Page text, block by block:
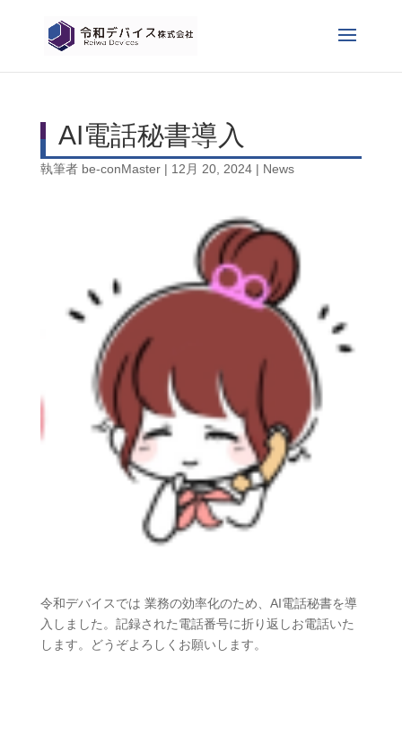
AI電話秘書導入
執筆者 be-conMaster| 12月 20, 2024| News
令和デバイスでは 業務の効率化のため、AI電話秘書を導
入しました。記録された電話番号に折り返しお電話いた
します。どうぞよろしくお願いします。